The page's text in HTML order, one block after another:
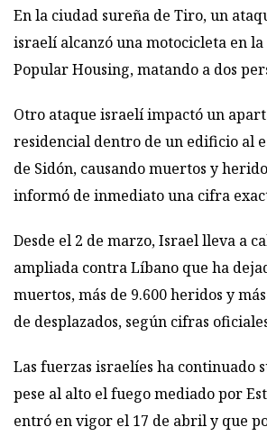
En la ciudad sureña de Tiro, un
israelí alcanzó una motocicleta en
Popular Housing, matando a dos
Otro ataque israelí impactó un
residencial dentro de un edificio al
de Sidón, causando muertos y
informó de inmediato una cifra
Desde el 2 de marzo, Israel lleva a
ampliada contra Líbano que ha
muertos, más de 9.600 heridos y
de desplazados, según cifras
Las fuerzas israelíes ha continuado
pese al alto el fuego mediado por
entró en vigor el 17 de abril y que